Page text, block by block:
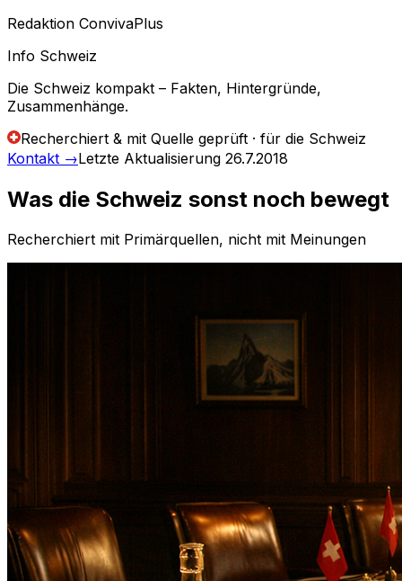
Redaktion ConvivaPlus
Info Schweiz
Die Schweiz kompakt – Fakten, Hintergründe,
Zusammenhänge.
Recherchiert & mit Quelle geprüft · für die Schweiz
Kontakt →Letzte Aktualisierung 26.7.2018
Was die Schweiz sonst noch bewegt
Recherchiert mit Primärquellen, nicht mit Meinungen